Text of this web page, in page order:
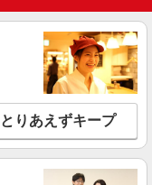
とりあえずキープ